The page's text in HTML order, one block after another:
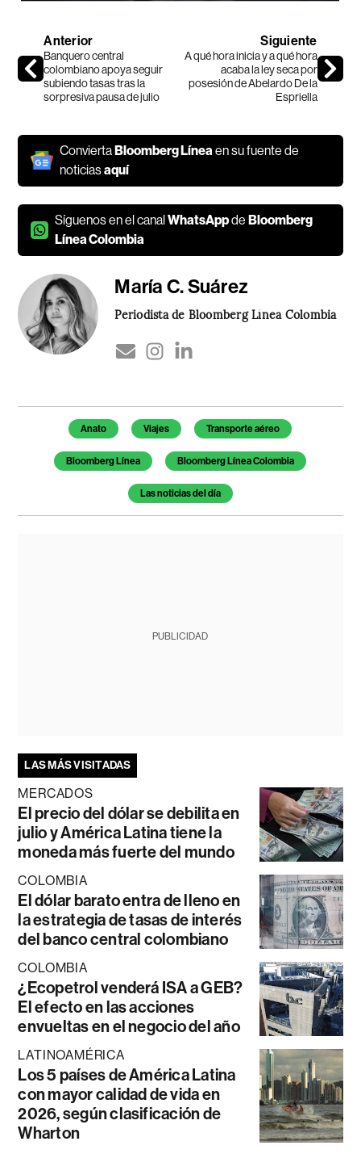
Anterior
Banquero central
colombiano apoya seguir
subiendo tasas tras la
sorpresiva pausa de julio
Siguiente
A qué hora inicia y a qué hora
acaba la ley seca por
posesión de Abelardo De la
Espriella
ConviertaBloomberg Línea en su fuente de
noticiasaquí
Síguenos en el canalWhatsAppdeBloomberg
Línea Colombia
María C. Suárez
Periodista de Bloomberg Línea Colombia
Temas de este artículo
Anato Viajes Transporte aéreo
Bloomberg Línea Bloomberg Línea Colombia
Las noticias del día
PUBLICIDAD
LAS MÁS VISITADAS
MERCADOS
El precio del dólar se debilita en
julio y América Latina tiene la
moneda más fuerte del mundo
COLOMBIA
El dólar barato entra de lleno en
la estrategia de tasas de interés
del banco central colombiano
COLOMBIA
¿Ecopetrol venderá ISA a GEB?
El efecto en las acciones
envueltas en el negocio del año
LATINOAMÉRICA
Los 5 países de América Latina
con mayor calidad de vida en
2026, según clasificación de
Wharton